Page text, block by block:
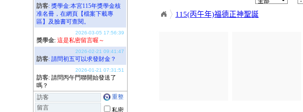
期待您的留言喔！
115(丙午年)福德正神聖誕